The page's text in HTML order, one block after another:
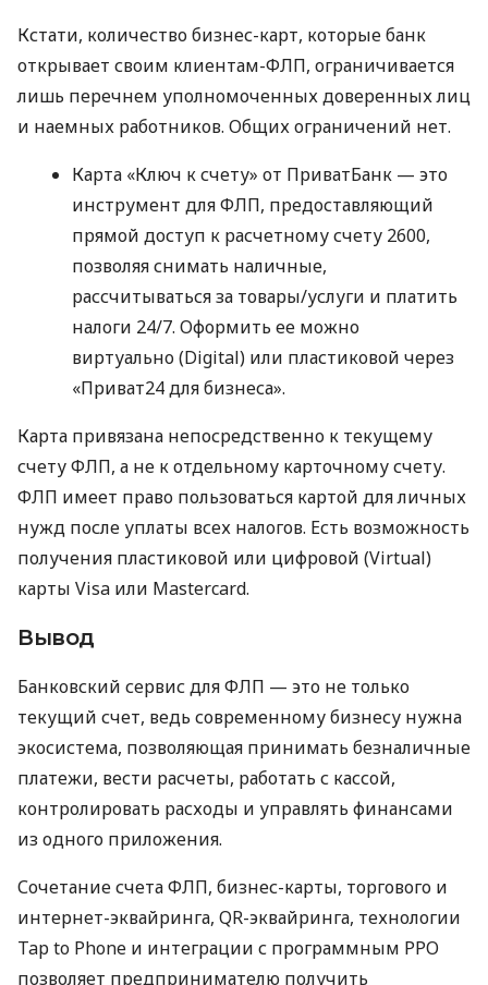
Кстати, количество бизнес-карт, которые банк
открывает своим клиентам-ФЛП, ограничивается
лишь перечнем уполномоченных доверенных лиц
и наемных работников. Общих ограничений нет.
Карта «Ключ к счету» от ПриватБанк — это
инструмент для ФЛП, предоставляющий
прямой доступ к расчетному счету 2600,
позволяя снимать наличные,
рассчитываться за товары/услуги и платить
налоги 24/7. Оформить ее можно
виртуально (Digital) или пластиковой через
«Приват24 для бизнеса».
Карта привязана непосредственно к текущему
счету ФЛП, а не к отдельному карточному счету.
ФЛП имеет право пользоваться картой для личных
нужд после уплаты всех налогов. Есть возможность
получения пластиковой или цифровой (Virtual)
карты Visa или Mastercard.
Вывод
Банковский сервис для ФЛП — это не только
текущий счет, ведь современному бизнесу нужна
экосистема, позволяющая принимать безналичные
платежи, вести расчеты, работать с кассой,
контролировать расходы и управлять финансами
из одного приложения.
Сочетание счета ФЛП, бизнес-карты, торгового и
интернет-эквайринга, QR-эквайринга, технологии
Tap to Phone и интеграции с программным РРО
позволяет предпринимателю получить